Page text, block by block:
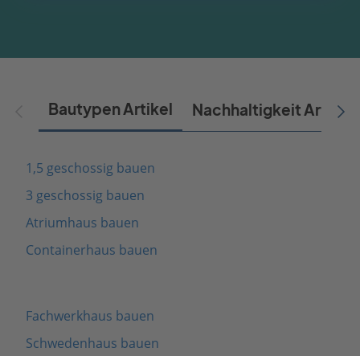
Bautypen Artikel Nachhaltigkeit Artikel
1,5 geschossig bauen
3 geschossig bauen
Atriumhaus bauen
Containerhaus bauen
Fachwerkhaus bauen
Schwedenhaus bauen